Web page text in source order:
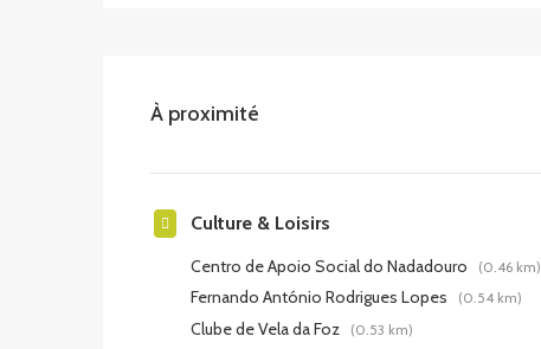
À proximité
Culture & Loisirs
Centro de Apoio Social do Nadadouro (0.46 km)
Fernando António Rodrigues Lopes (0.54 km)
Clube de Vela da Foz (0.53 km)